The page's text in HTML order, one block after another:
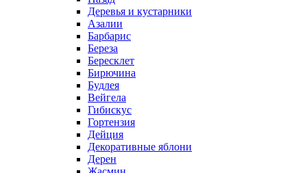
Деревья и кустарники
Азалии
Барбарис
Береза
Бересклет
Бирючина
Будлея
Вейгела
Гибискус
Гортензия
Дейция
Декоративные яблони
Дерен